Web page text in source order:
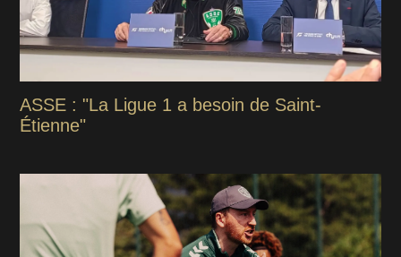
ASSE : "La Ligue 1 a besoin de Saint-
Étienne"